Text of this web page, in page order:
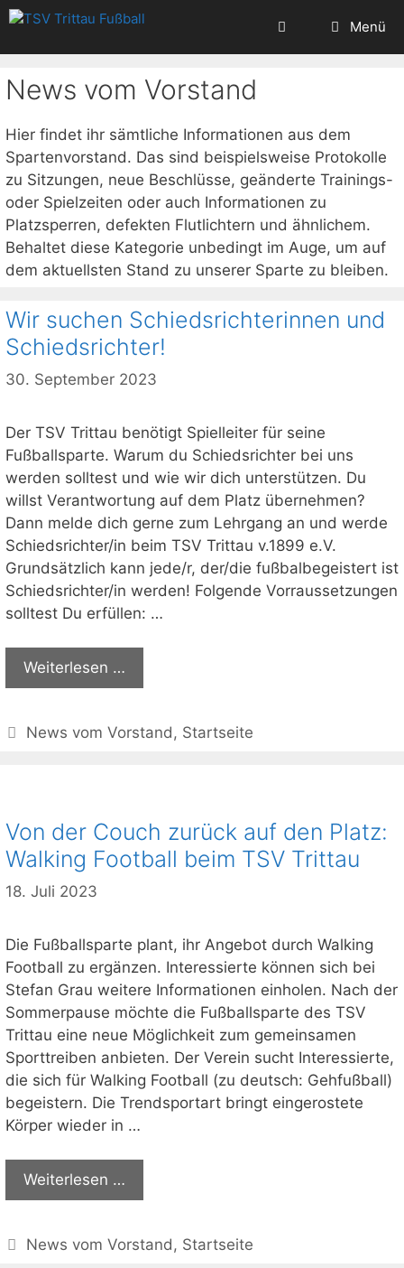
Zum
springen
Menü
News vom Vorstand
Hier findet ihr sämtliche Informationen aus dem
Spartenvorstand. Das sind beispielsweise Protokolle
zu Sitzungen, neue Beschlüsse, geänderte Trainings-
oder Spielzeiten oder auch Informationen zu
Platzsperren, defekten Flutlichtern und ähnlichem.
Behaltet diese Kategorie unbedingt im Auge, um auf
dem aktuellsten Stand zu unserer Sparte zu bleiben.
Wir suchen Schiedsrichterinnen und
Schiedsrichter!
30. September 2023
Der TSV Trittau benötigt Spielleiter für seine
Fußballsparte. Warum du Schiedsrichter bei uns
werden solltest und wie wir dich unterstützen. Du
willst Verantwortung auf dem Platz übernehmen?
Dann melde dich gerne zum Lehrgang an und werde
Schiedsrichter/in beim TSV Trittau v.1899 e.V.
Grundsätzlich kann jede/r, der/die fußbalbegeistert ist
Schiedsrichter/in werden! Folgende Vorraussetzungen
solltest Du erfüllen: …
Weiterlesen …
Kategorien
News vom Vorstand, Startseite
Von der Couch zurück auf den Platz:
Walking Football beim TSV Trittau
18. Juli 2023
Die Fußballsparte plant, ihr Angebot durch Walking
Football zu ergänzen. Interessierte können sich bei
Stefan Grau weitere Informationen einholen. Nach der
Sommerpause möchte die Fußballsparte des TSV
Trittau eine neue Möglichkeit zum gemeinsamen
Sporttreiben anbieten. Der Verein sucht Interessierte,
die sich für Walking Football (zu deutsch: Gehfußball)
begeistern. Die Trendsportart bringt eingerostete
Körper wieder in …
Weiterlesen …
Kategorien
News vom Vorstand, Startseite